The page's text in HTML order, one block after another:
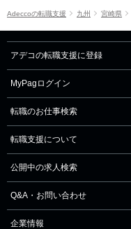
Adeccoの転職支援 九州 宮崎県
アデコの転職支援に登録
MyPagログイン
転職のお仕事検索
転職支援について
公開中の求人検索
Q&A・お問い合わせ
企業情報